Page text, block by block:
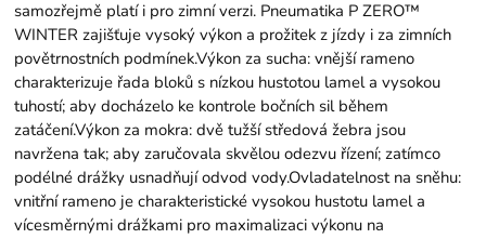
samozřejmě platí i pro zimní verzi. Pneumatika P ZERO™
WINTER zajišťuje vysoký výkon a prožitek z jízdy i za zimních
povětrnostních podmínek.Výkon za sucha: vnější rameno
charakterizuje řada bloků s nízkou hustotou lamel a vysokou
tuhostí; aby docházelo ke kontrole bočních sil během
zatáčení.Výkon za mokra: dvě tužší středová žebra jsou
navržena tak; aby zaručovala skvělou odezvu řízení; zatímco
podélné drážky usnadňují odvod vody.Ovladatelnost na sněhu:
vnitřní rameno je charakteristické vysokou hustotu lamel a
vícesměrnými drážkami pro maximalizaci výkonu na